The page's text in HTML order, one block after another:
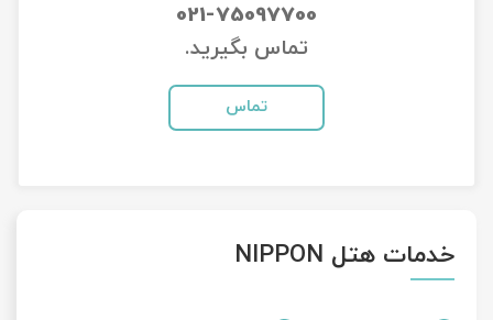
021-75097700
تماس بگیرید.
تماس
خدمات هتل NIPPON